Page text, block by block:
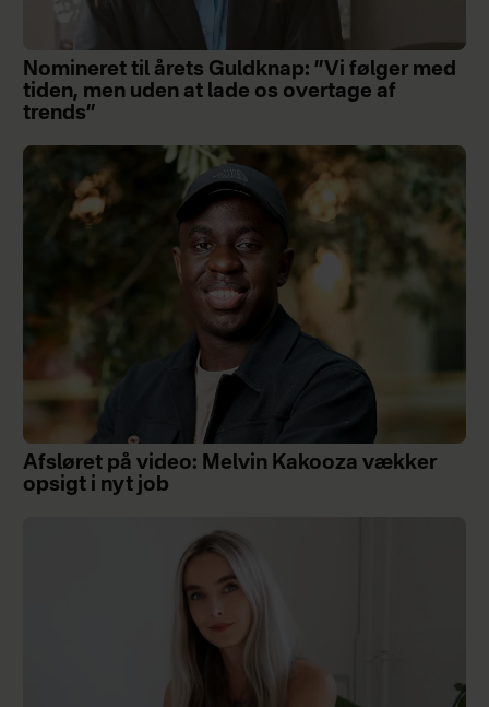
Nomineret til årets Guldknap: ”Vi følger med
tiden, men uden at lade os overtage af
trends”
Afsløret på video: Melvin Kakooza vækker
opsigt i nyt job